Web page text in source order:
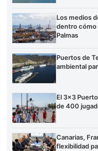
Los medios
dentro cómo
Palmas
Puertos de
ambiental
El 3×3
de 400
Canarias,
flexibilidad